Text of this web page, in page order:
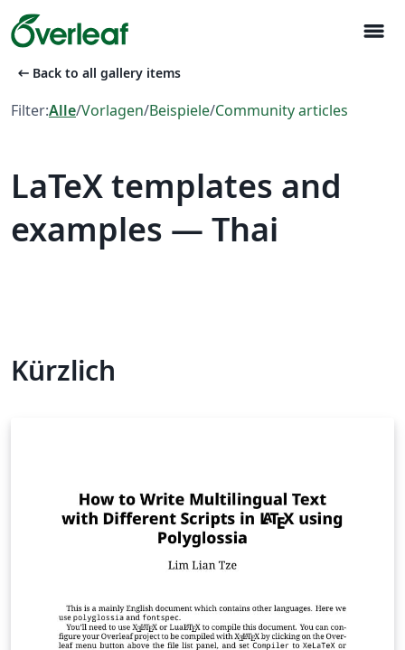
menu
arrow_left_alt Back to all gallery items
Filter:Alle/Vorlagen/Beispiele/Community articles
LaTeX templates and
examples — Thai
Kürzlich